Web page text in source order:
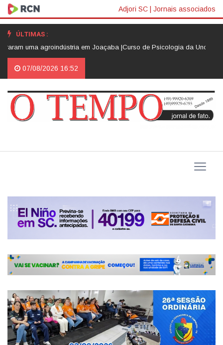
Adjori SC | Jornais associados
ÚLTIMAS :
uma agroindústria em Joaçaba |Curso de Psicologia da Unoesc
07/08/2026 16:52